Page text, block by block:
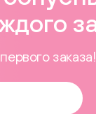
заказа!